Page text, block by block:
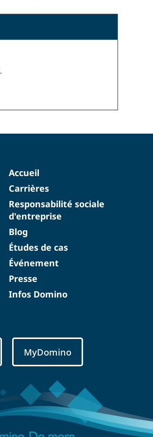
.
Accueil
Carrières
Responsabilité sociale
d'entreprise
Blog
Études de cas
Événement
Presse
Infos Domino
MyDomino